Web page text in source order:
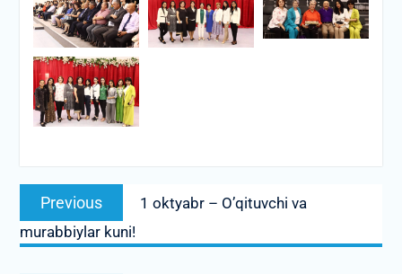
Post
menyusi
Previous
Previous
post:
1 oktyabr – O’qituvchi va
murabbiylar kuni!